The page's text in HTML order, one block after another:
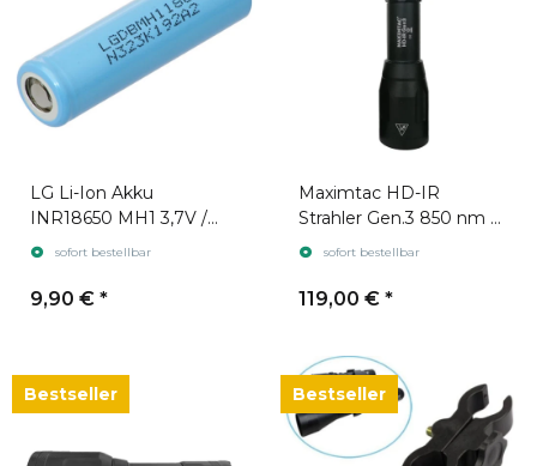
LG Li-Ion Akku
INR18650 MH1 3,7V /
3200mAh geeignet für
sofort bestellbar
9,90 € *
Maximtac HD-IR
Strahler Gen.3 850 nm +
940 nm
sofort bestellbar
119,00 € *
Bestseller Bestseller